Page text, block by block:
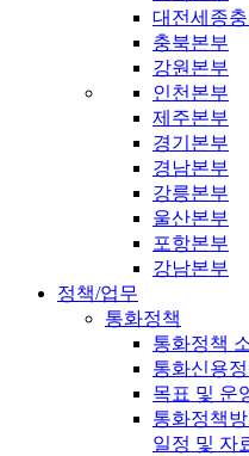
대전세종
충북본부
강원본부
인천본부
제주본부
경기본부
경남본부
강릉본부
울산본부
포항본부
강남본부
정책/업무
통화정책
통화정책
통화신용
목표 및 운
통화정책
일정 및 자